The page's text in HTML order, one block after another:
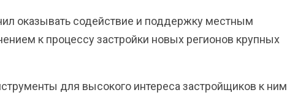
оказывать содействие и поддержку местным
к процессу застройки новых регионов крупных
для высокого интереса застройщиков к ним